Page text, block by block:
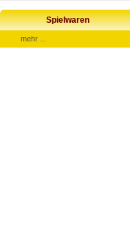
Spielwaren
mehr ...